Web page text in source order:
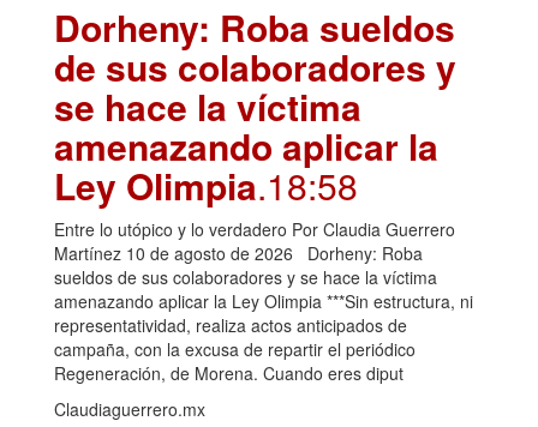
Dorheny: Roba sueldos
de sus colaboradores y
se hace la víctima
amenazando aplicar la
Ley Olimpia.18:58
Entre lo utópico y lo verdadero Por Claudia Guerrero
Martínez 10 de agosto de 2026 Dorheny: Roba
sueldos de sus colaboradores y se hace la víctima
amenazando aplicar la Ley Olimpia ***Sin estructura, ni
representatividad, realiza actos anticipados de
campaña, con la excusa de repartir el periódico
Regeneración, de Morena. Cuando eres diput
Claudiaguerrero.mx